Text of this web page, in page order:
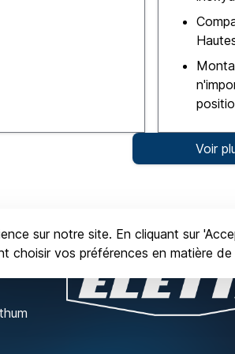
Voir
sur notre site. En cliquant sur
choisir vos préférences en matière